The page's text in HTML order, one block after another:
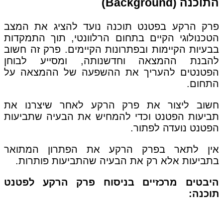
פרק הרקע בפטנט תוכנה נועד להציג את המצב
הטכנולוגי הקיים בתחום הרלוונטי, תוך התמקדות
בבעיות הקיימות ובפתרונות הקיימים. פרק זה חשוב
להבנת ההמצאה וחדשנותה, ומסייע לבוחן
הפטנטים להעריך את ההשפעה של ההמצאה על
התחום.
חשוב ליצור את פרק הרקע לאחר שיצרנו את
תביעות הפטנט וכדי להמחיש את הבעיה שתביעות
הפטנט נועדה לפתור.
אין לתאר בפרק הרקע את הפתרון המתואר
בתביעות אלא רק את הבעיה שהתביעות פותרות.
היבטים מרכזיים בניסוח פרק הרקע לפטנט
תוכנה: